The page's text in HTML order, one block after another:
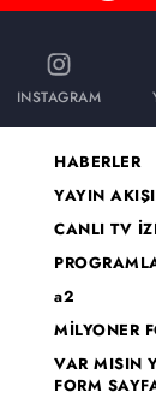
INSTAGRAM
HABERLER
YAYIN AKIŞI
CANLI TV
a2
MİLYONER
VAR MISIN
FORM